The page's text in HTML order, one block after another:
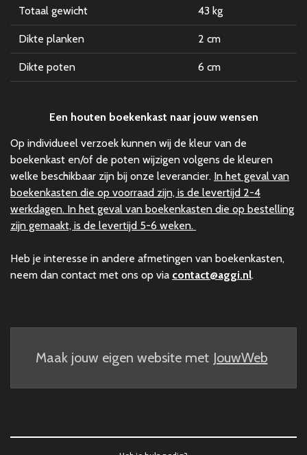
Totaal gewicht 43 kg
Dikte planken 2 cm
Dikte poten 6 cm
Een houten boekenkast naar jouw wensen
Op individueel verzoek kunnen wij de kleur van de
boekenkast en/of de poten wijzigen volgens de kleuren
welke beschikbaar zijn bij onze leverancier. In het geval van
boekenkasten die op voorraad zijn, is de levertijd 2-4
werkdagen. In het geval van boekenkasten die op bestelling
zijn gemaakt, is de levertijd 5-6 weken.
Heb je interesse in andere afmetingen van boekenkasten,
neem dan contact met ons op via contact@aggi.nl.
Maak jouw eigen website met JouwWeb